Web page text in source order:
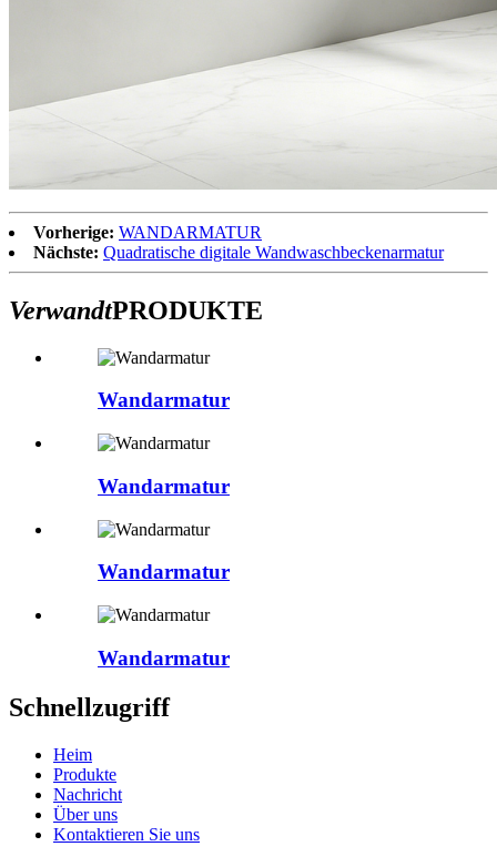
Vorherige: WANDARMATUR
Nächste: Quadratische digitale Wandwaschbeckenarmatur
VerwandtPRODUKTE
Wandarmatur
Wandarmatur
Wandarmatur
Wandarmatur
Schnellzugriff
Heim
Produkte
Nachricht
Über uns
Kontaktieren Sie uns